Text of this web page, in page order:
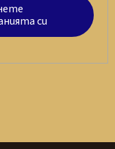
си